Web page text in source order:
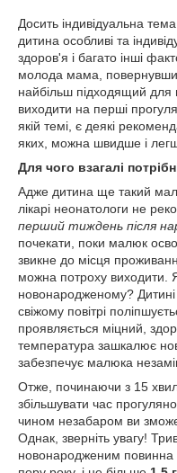
Досить індивідуальна
дитина особливі та
здоров'я і багато інші
молода мама,
найбільш підходящий для
виходити на перші
якій темі, є деякі
яких, можна швидше і
Для чого взагалі
Адже дитина ще такий
лікарі неонатологи не
перший тиждень після
почекати, поки малюк
звикне до місця
можна потроху виходити.
новонародженому?
свіжому повітрі
проявляється міцний,
температура зашкалює
забезпечує малюка
Отже, починаючи з 15
збільшувати час
чином незабаром ви
Однак, зверніть увагу!
новонародженим повинна